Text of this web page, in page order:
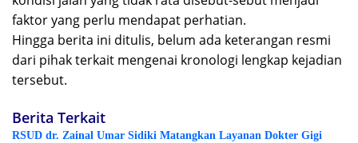
faktor yang perlu mendapat perhatian.
Hingga berita ini ditulis, belum ada keterangan resmi
dari pihak terkait mengenai kronologi lengkap kejadian
tersebut.
Berita Terkait
RSUD dr. Zainal Umar Sidiki Matangkan Layanan Dokter Gigi